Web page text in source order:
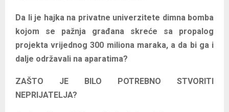
Da li je hajka na privatne univerzitete dimna bomba
kojom se pažnja građana skreće sa propalog
projekta vrijednog 300 miliona maraka, a da bi ga i
dalje održavali na aparatima?
ZAŠTO JE BILO POTREBNO STVORITI
NEPRIJATELJA?